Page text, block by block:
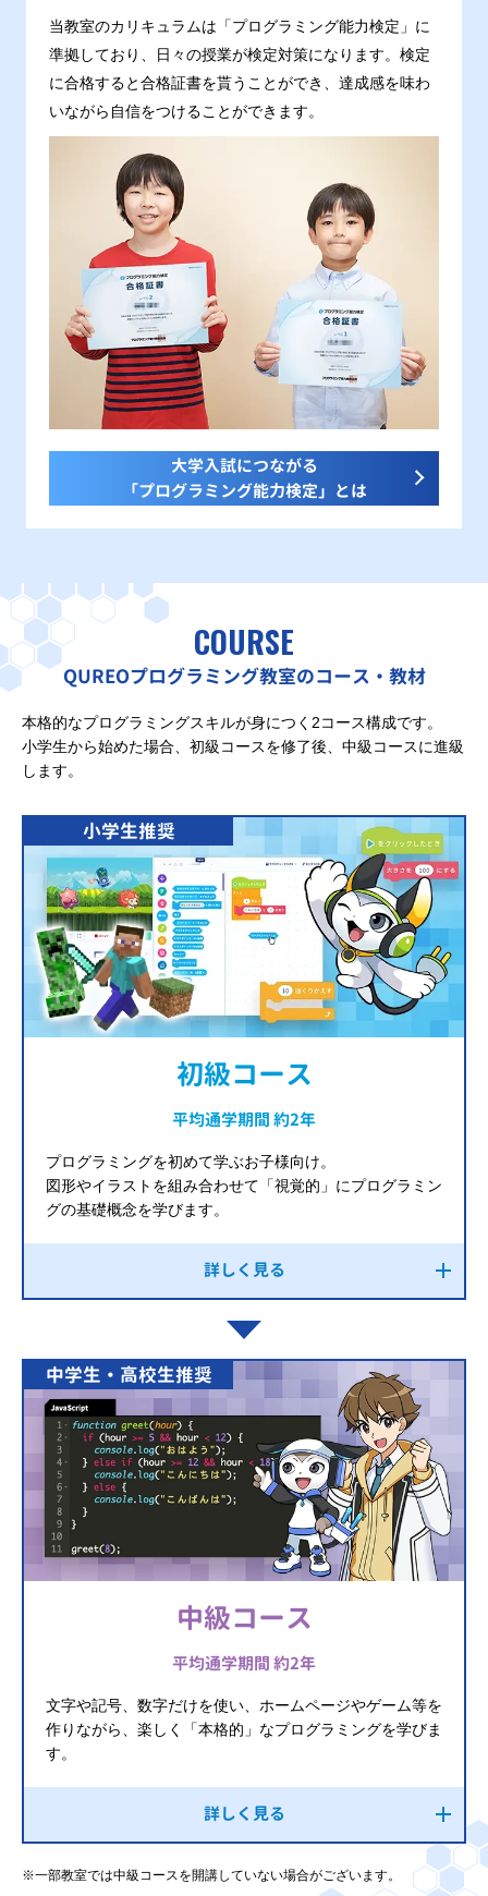
当教室のカリキュラムは「プログラミング能力検定」に
準拠しており、日々の授業が検定対策になります。検定
に合格すると合格証書を貰うことができ、達成感を味わ
いながら自信をつけることができます。
大学入試につながる
「プログラミング能力検定」とは
COURSE
QUREOプログラミング教室のコース・教材
本格的なプログラミングスキルが身につく2コース構成です。
小学生から始めた場合、初級コースを修了後、中級コースに進級
します。
小学生推奨
初級コース
平均通学期間 約2年
プログラミングを初めて学ぶお子様向け。
図形やイラストを組み合わせて「視覚的」にプログラミン
グの基礎概念を学びます。
詳しく見る
中学生・高校生推奨
中級コース
平均通学期間 約2年
文字や記号、数字だけを使い、ホームページやゲーム等を
作りながら、楽しく「本格的」なプログラミングを学びま
す。
詳しく見る
※一部教室では中級コースを開講していない場合がございます。